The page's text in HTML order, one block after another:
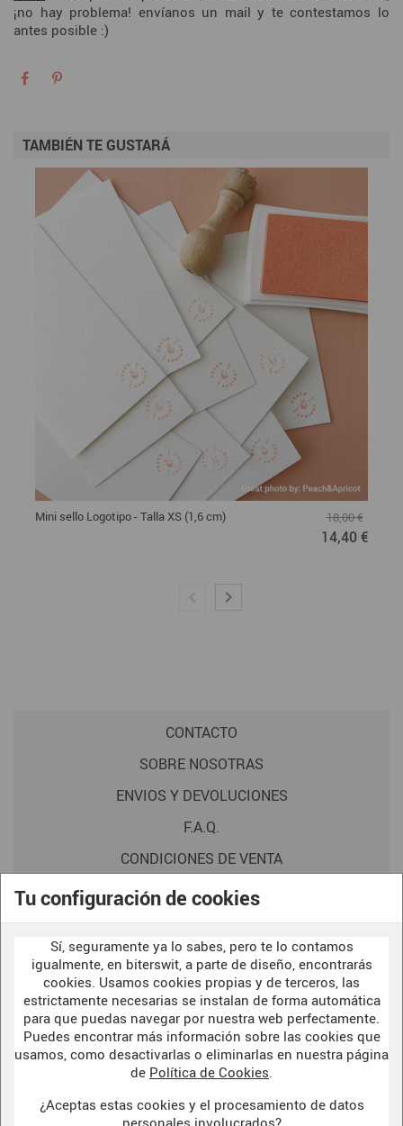
Tu configuración de cookies
Sí, seguramente ya lo sabes, pero te lo contamos
igualmente, en biterswit, a parte de diseño, encontrarás
cookies. Usamos cookies propias y de terceros, las
estrictamente necesarias se instalan de forma automática
para que puedas navegar por nuestra web perfectamente.
Puedes encontrar más información sobre las cookies que
usamos, como desactivarlas o eliminarlas en nuestra página
de Política de Cookies.
¿Aceptas estas cookies y el procesamiento de datos
personales involucrados?
¡no hay problema! envíanos un mail y te contestamos lo
antes posible :)
TAMBIÉN TE GUSTARÁ
Mini sello Logotipo - Talla XS (1,6 cm) 18,00 €
14,40 €
CONTACTO
SOBRE NOSOTRAS
ENVIOS Y DEVOLUCIONES
F.A.Q.
CONDICIONES DE VENTA
POLITICA DE PRIVACIDAD
AVISO LEGAL
POLÍTICA DE COOKIES
WELCOME TO OUR
DARK SIDE
BITERSWIT STUDIO